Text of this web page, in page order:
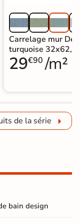
Carrelage mur
turquoise 32x62,5
29€90 /m²
de la série
bain design